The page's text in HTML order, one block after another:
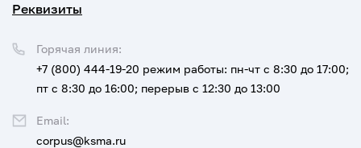
Реквизиты
Горячая линия:
+7 (800) 444-19-20 режим работы: пн-чт с 8:30 до 17:00;
пт с 8:30 до 16:00; перерыв с 12:30 до 13:00
Email:
corpus@ksma.ru